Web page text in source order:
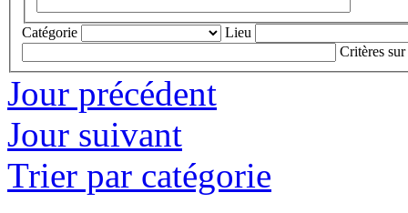
Catégorie
Lieu
Critères sur
Jour précédent
Jour suivant
Trier par catégorie